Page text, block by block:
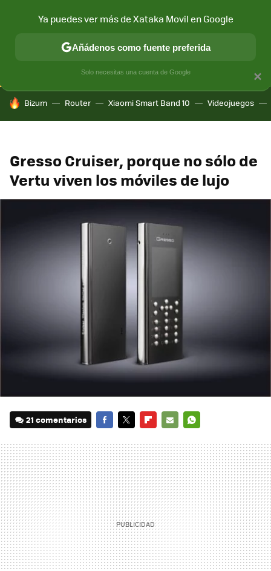
CONECTIVIDAD MÓVIL Y SOCIEDAD APLICACIONES
HOY SE HABLA DE
Bizum Router Xiaomi Smart Band 10 Videojuegos
Gresso Cruiser, porque no sólo de
Vertu viven los móviles de lujo
21 comentarios
MAIL
×
Ya puedes ver más de Xataka Movil en Google
Añádenos como fuente preferida
Solo necesitas una cuenta de Google